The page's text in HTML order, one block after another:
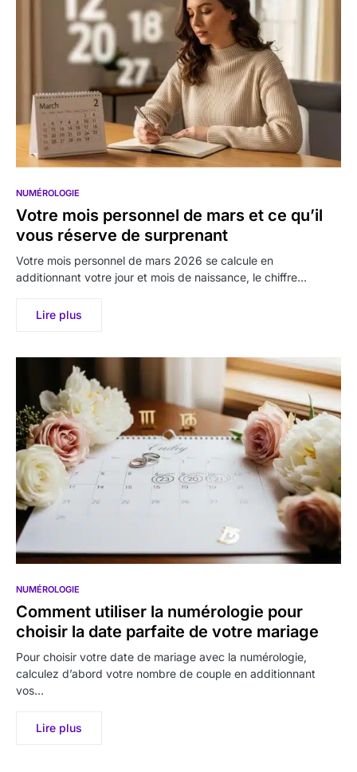
NUMÉROLOGIE
Votre mois personnel de mars et ce qu’il
vous réserve de surprenant
Votre mois personnel de mars 2026 se calcule en
additionnant votre jour et mois de naissance, le chiffre…
Lire plus
NUMÉROLOGIE
Comment utiliser la numérologie pour
choisir la date parfaite de votre mariage
Pour choisir votre date de mariage avec la numérologie,
calculez d’abord votre nombre de couple en additionnant
vos…
Lire plus